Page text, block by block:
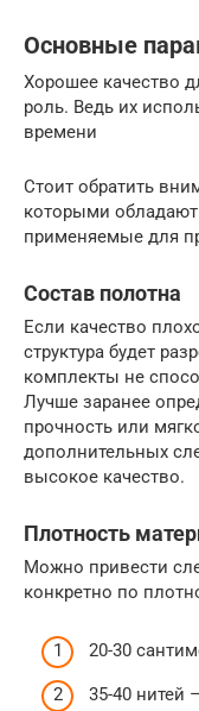
Основные
Хорошее качество
роль. Ведь их
времени
Стоит обратить
которыми
применяемые для
Состав полотна
Если качество
структура будет
комплекты не
Лучше заранее
прочность или
дополнительных
высокое качество.
Плотность
Можно привести
конкретно по
20-30
35-40 нитей